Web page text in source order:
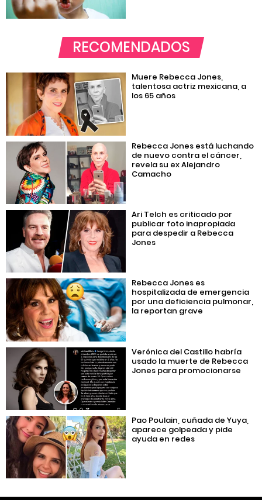
RECOMENDADOS
Muere Rebecca Jones,
talentosa actriz mexicana, a
los 65 años
Rebecca Jones está luchando
de nuevo contra el cáncer,
revela su ex Alejandro
Camacho
Ari Telch es criticado por
publicar foto inapropiada
para despedir a Rebecca
Jones
Rebecca Jones es
hospitalizada de emergencia
por una deficiencia pulmonar,
la reportan grave
Verónica del Castillo habría
usado la muerte de Rebecca
Jones para promocionarse
Pao Poulain, cuñada de Yuya,
aparece golpeada y pide
ayuda en redes